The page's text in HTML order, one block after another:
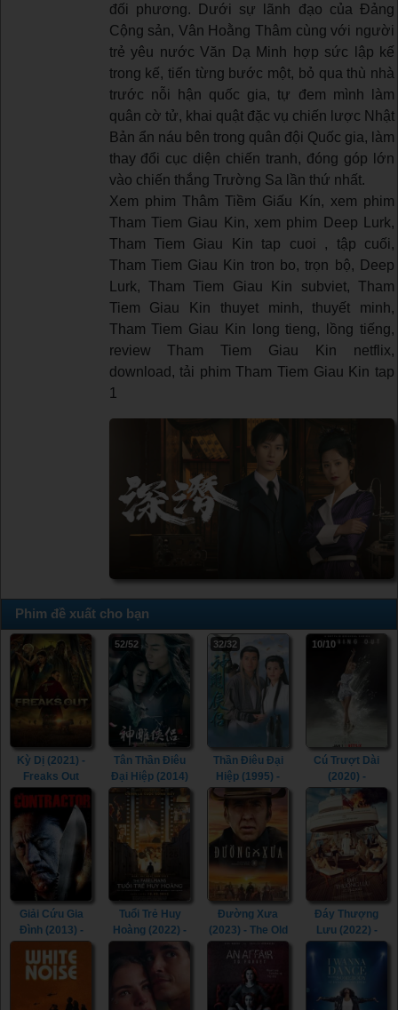
đối phương. Dưới sự lãnh đạo của Đảng
Cộng sản, Vân Hoằng Thâm cùng với người
trẻ yêu nước Văn Dạ Minh hợp sức lập kế
trong kế, tiến từng bước một, bỏ qua thù nhà
trước nỗi hận quốc gia, tự đem mình làm
quân cờ tử, khai quật đặc vụ chiến lược Nhật
Bản ẩn náu bên trong quân đội Quốc gia, làm
thay đổi cục diện chiến tranh, đóng góp lớn
vào chiến thắng Trường Sa lần thứ nhất.
Xem phim Thâm Tiềm Giấu Kín, xem phim
Tham Tiem Giau Kin, xem phim Deep Lurk,
Tham Tiem Giau Kin tap cuoi , tập cuối,
Tham Tiem Giau Kin tron bo, trọn bộ, Deep
Lurk, Tham Tiem Giau Kin subviet, Tham
Tiem Giau Kin thuyet minh, thuyết minh,
Tham Tiem Giau Kin long tieng, lồng tiếng,
review Tham Tiem Giau Kin netflix,
download, tải phim Tham Tiem Giau Kin tap
1
Phim đề xuất cho bạn
Kỳ Dị (2021) -
Freaks Out
(2021)
52/52
Tân Thần Điêu
Đại Hiệp (2014)
- The Romance
of the Condor
Heroes (2014)
32/32
Thần Điêu Đại
Hiệp (1995) -
Return of The
Condor Heroes
(1995)
10/10
Cú Trượt Dài
(2020) -
Spinning Out
(2020)
Giải Cứu Gia
Đình (2013) -
(2013)
Tuổi Trẻ Huy
Hoàng (2022) -
The Fabelmans
(2022)
Đường Xưa
(2023) - The Old
Way (2023)
Đáy Thượng
Lưu (2022) -
Triangle of
Sadness (2022)